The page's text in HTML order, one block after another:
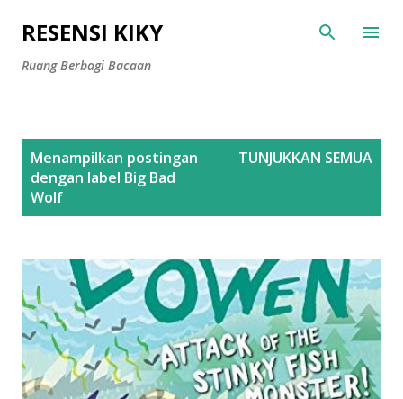
Langsung ke konten utama
RESENSI KIKY
Ruang Berbagi Bacaan
Menampilkan postingan
dengan label Big Bad
Wolf
TUNJUKKAN SEMUA